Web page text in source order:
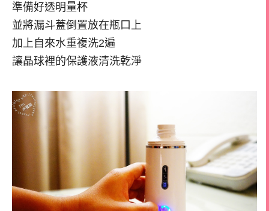
準備好透明量杯
並將漏斗蓋倒置放在瓶口上
加上自來水重複洗2遍
讓晶球裡的保護液清洗乾淨